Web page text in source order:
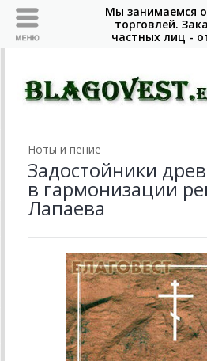
Ноты и пение
Задостойники
в гармонизации
Лапаева